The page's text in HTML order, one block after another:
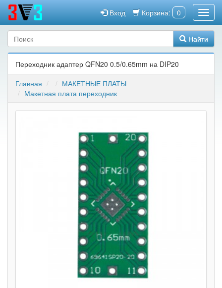
Корзина: 0
Вход
Найти
Переходник адаптер QFN20 0.5/0.65mm на DIP20
Главная
МАКЕТНЫЕ ПЛАТЫ
Макетная плата переходник